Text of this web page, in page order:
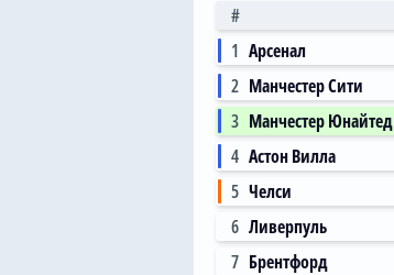
#
1 Арсенал
2 Манчестер Сити
3 Манчестер Юнайтед
4 Астон Вилла
5 Челси
6 Ливерпуль
7 Брентфорд